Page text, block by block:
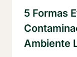
5 Formas
Ambiente